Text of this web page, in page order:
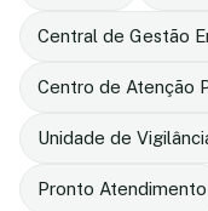
Central de Gestão
Centro de Atenção
Unidade de
Pronto Atendimento